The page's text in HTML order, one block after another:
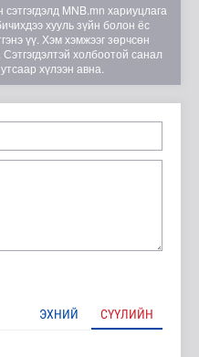
MNB.mn хариуцлага
хууль зүйн болон ёс
үү. Хэм хэмжээг зөрчсөн
Сэтгэгдэлтэй холбоотой санал
утсаар хүлээн авна.
ЭХНИЙ СҮҮЛИЙН